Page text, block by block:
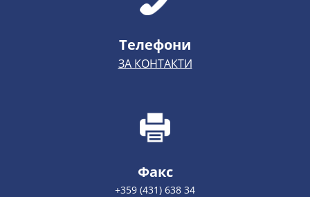
Телефони
ЗА КОНТАКТИ
Факс
+359 (431) 638 34